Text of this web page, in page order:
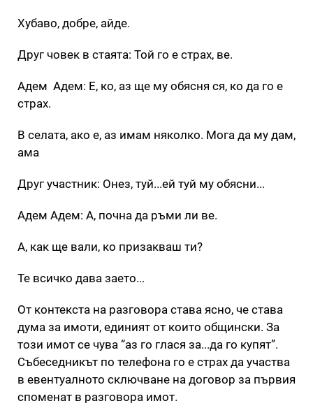
Хубаво, добре, айде.
Друг човек в стаята: Той го е страх, ве.
Адем Адем: Е, ко, аз ще му обясня ся, ко да го е
страх.
В селата, ако е, аз имам няколко. Мога да му дам,
ама
Друг участник: Онез, туй...ей туй му обясни...
Адем Адем: А, почна да ръми ли ве.
А, как ще вали, ко призакваш ти?
Те всичко дава заето...
От контекста на разговора става ясно, че става
дума за имоти, единият от които общински. За
този имот се чува “аз го глася за...да го купят”.
Събеседникът по телефона го е страх да участва
в евентуалното сключване на договор за първия
споменат в разговора имот.